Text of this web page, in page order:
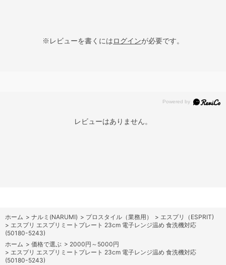
※レビューを書くにはログインが必要です。
レビューはありません。
ホーム > ナルミ(NARUMI) > プロスタイル（業務用） > エスプリ（ESPRIT)
> エスプリ エスプリミートプレート 23cm 電子レンジ温め 食洗機対応
(50180-5243)
ホーム > 価格で選ぶ > 2000円～5000円
> エスプリ エスプリミートプレート 23cm 電子レンジ温め 食洗機対応
(50180-5243)